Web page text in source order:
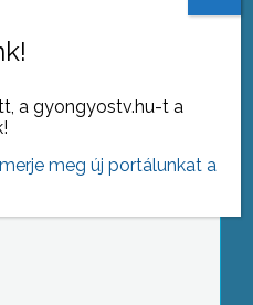
hallgató tett
a Károly
a gyongyostv.hu-t a
meg új portálunkat a